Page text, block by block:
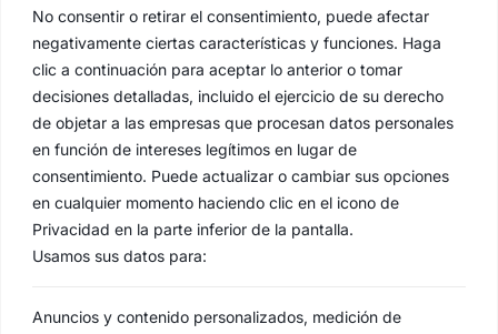
No consentir o retirar el consentimiento, puede afectar
negativamente ciertas características y funciones. Haga
clic a continuación para aceptar lo anterior o tomar
decisiones detalladas, incluido el ejercicio de su derecho
de objetar a las empresas que procesan datos personales
en función de intereses legítimos en lugar de
consentimiento. Puede actualizar o cambiar sus opciones
en cualquier momento haciendo clic en el icono de
Privacidad en la parte inferior de la pantalla.
Usamos sus datos para:
Anuncios y contenido personalizados, medición de